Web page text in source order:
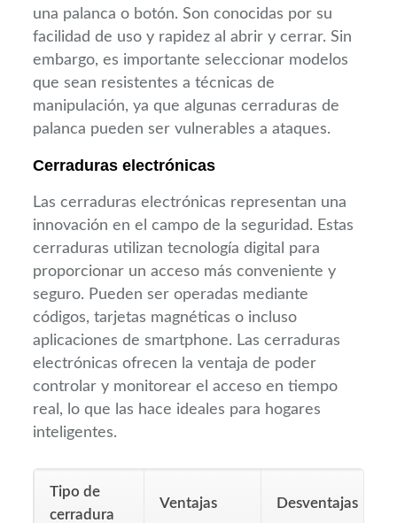
una palanca o botón. Son conocidas por su
facilidad de uso y rapidez al abrir y cerrar. Sin
embargo, es importante seleccionar modelos
que sean resistentes a técnicas de
manipulación, ya que algunas cerraduras de
palanca pueden ser vulnerables a ataques.
Cerraduras electrónicas
Las cerraduras electrónicas representan una
innovación en el campo de la seguridad. Estas
cerraduras utilizan tecnología digital para
proporcionar un acceso más conveniente y
seguro. Pueden ser operadas mediante
códigos, tarjetas magnéticas o incluso
aplicaciones de smartphone. Las cerraduras
electrónicas ofrecen la ventaja de poder
controlar y monitorear el acceso en tiempo
real, lo que las hace ideales para hogares
inteligentes.
Tipo de
cerradura
Ventajas Desventajas